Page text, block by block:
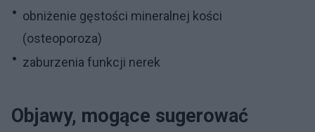
obniżenie gęstości mineralnej kości
(osteoporoza)
zaburzenia funkcji nerek
Objawy, mogące sugerować